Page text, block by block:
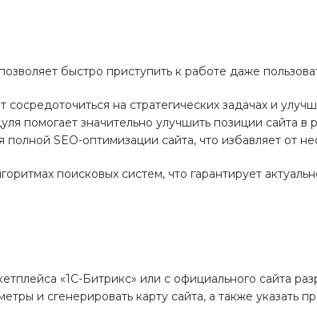
быстро приступить к работе даже
сосредоточиться на стратегических задачах и
помогает значительно улучшить позиции сайта в
SEO-оптимизации сайта, что избавляет от
поисковых систем, что гарантирует
«1С-Битрикс» или с официального сайта
и сгенерировать карту сайта, а также указать